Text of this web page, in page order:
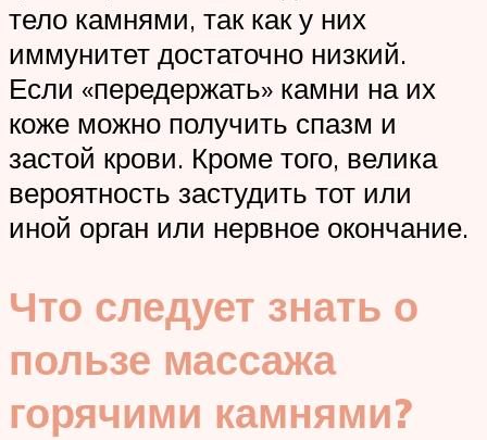
тело камнями, так как у них
иммунитет достаточно низкий.
Если «передержать» камни на их
коже можно получить спазм и
застой крови. Кроме того, велика
вероятность застудить тот или
иной орган или нервное окончание.
Что следует знать о
пользе массажа
горячими камнями?